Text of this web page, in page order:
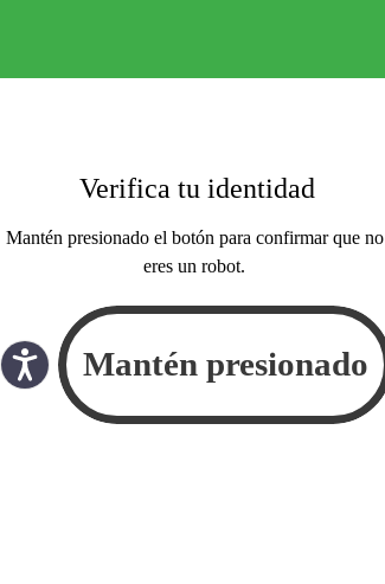
Verifica tu identidad
Mantén presionado el botón para confirmar que no
eres un robot.